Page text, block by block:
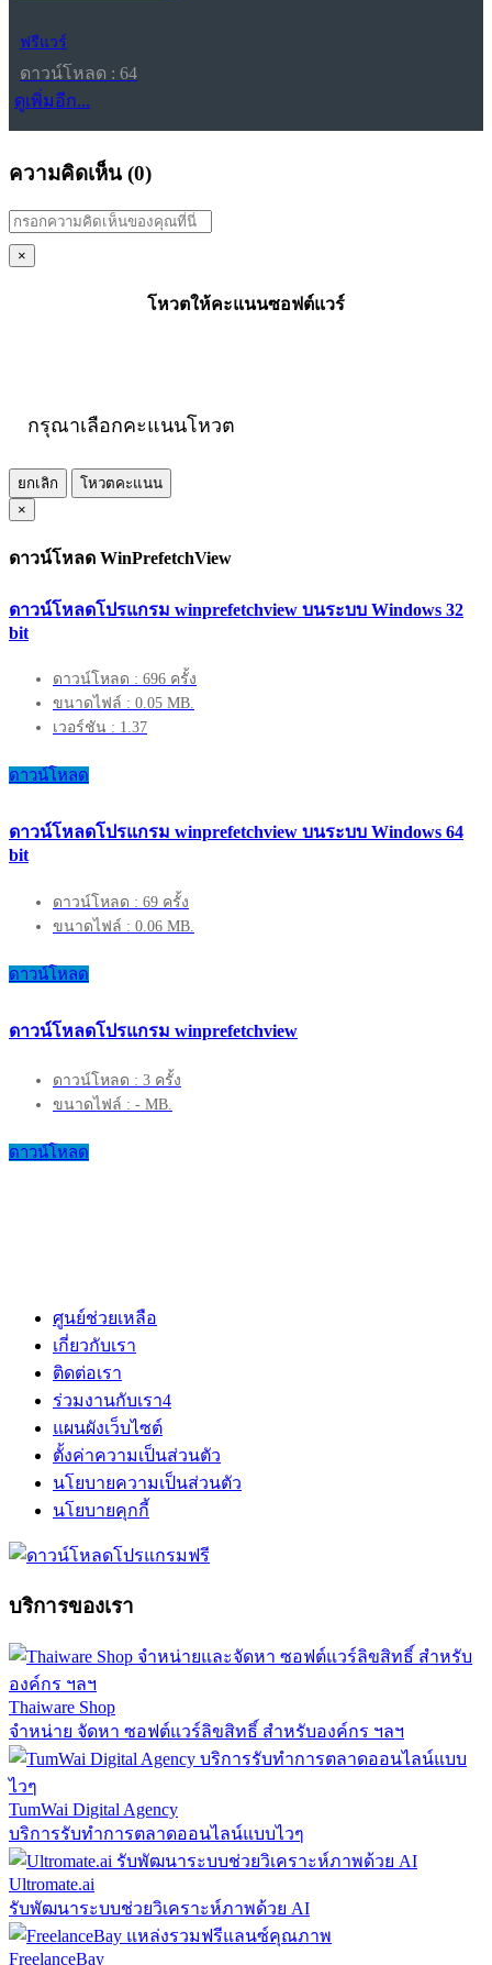
ฟรีแวร์
ดาวน์โหลด : 64
ดูเพิ่มอีก...
ความคิดเห็น (0)
×
โหวตให้คะแนนซอฟต์แวร์
กรุณาเลือกคะแนนโหวต
ยกเลิก
โหวตคะแนน
×
ดาวน์โหลด WinPrefetchView
ดาวน์โหลดโปรแกรม winprefetchview บนระบบ Windows 32
bit
ดาวน์โหลด : 696 ครั้ง
ขนาดไฟล์ : 0.05 MB.
เวอร์ชัน : 1.37
ดาวน์โหลด
ดาวน์โหลดโปรแกรม winprefetchview บนระบบ Windows 64
bit
ดาวน์โหลด : 69 ครั้ง
ขนาดไฟล์ : 0.06 MB.
ดาวน์โหลด
ดาวน์โหลดโปรแกรม winprefetchview
ดาวน์โหลด : 3 ครั้ง
ขนาดไฟล์ : - MB.
ดาวน์โหลด
ศูนย์ช่วยเหลือ
เกี่ยวกับเรา
ติดต่อเรา
ร่วมงานกับเรา4
แผนผังเว็บไซต์
ตั้งค่าความเป็นส่วนตัว
นโยบายความเป็นส่วนตัว
นโยบายคุกกี้
บริการของเรา
Thaiware Shop
จำหน่าย จัดหา ซอฟต์แวร์ลิขสิทธิ์ สำหรับองค์กร ฯลฯ
TumWai Digital Agency
บริการรับทำการตลาดออนไลน์แบบไวๆ
Ultromate.ai
รับพัฒนาระบบช่วยวิเคราะห์ภาพด้วย AI
FreelanceBay